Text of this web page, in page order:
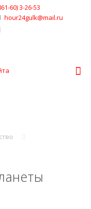
60) 3-26-53
hour24gulk@mail.ru